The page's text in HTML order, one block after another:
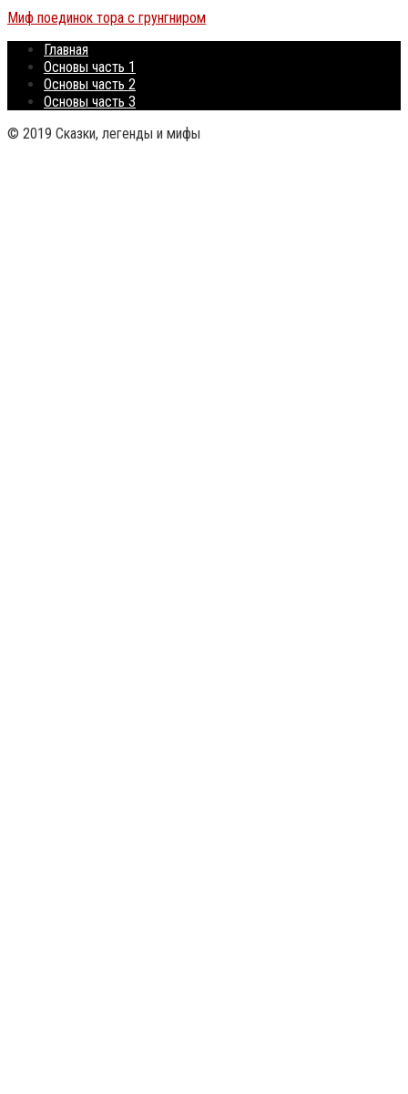
Миф поединок тора с грунгниром
Главная
Основы часть 1
Основы часть 2
Основы часть 3
© 2019 Сказки, легенды и мифы